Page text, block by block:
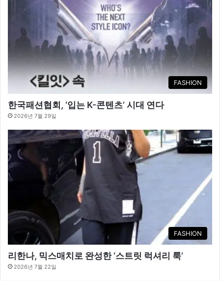
FASHION
한국패션협회, ‘입는 K-콘텐츠’ 시대 연다
2026년 7월 29일
FASHION
리한나, 믹스매치로 완성한 ‘스트릿 럭셔리 룩’
2026년 7월 22일